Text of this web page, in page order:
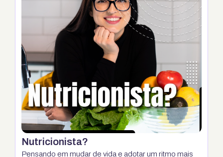
Nutricionista?
Pensando em mudar de vida e adotar um ritmo mais